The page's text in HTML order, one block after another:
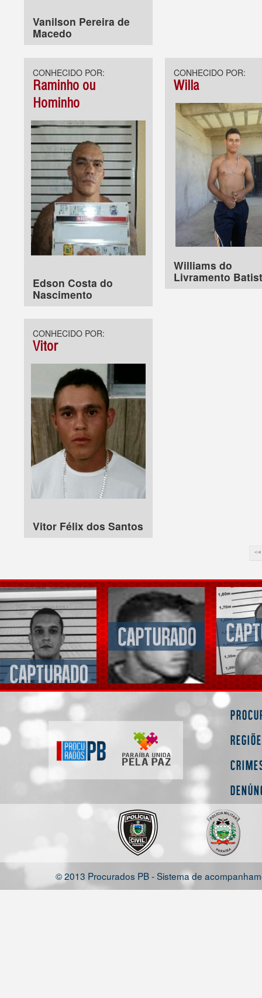
Vanilson Pereira de
Macedo
CONHECIDO POR:
Raminho ou
Hominho
Edson Costa do
Nascimento
CONHECIDO POR:
Willa
Williams do
Livramento
CONHECIDO POR:
Vitor
Vitor Félix dos Santos
© 2013 Procurados PB - Sistema de